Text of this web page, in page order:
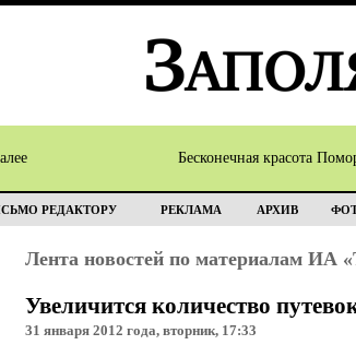
Бесконечная красота
РЕДАКТОРУ РЕКЛАМА АРХИВ
Лента новостей по материалам ИА
Увеличится количество
31 января 2012 года, вторник, 17:33